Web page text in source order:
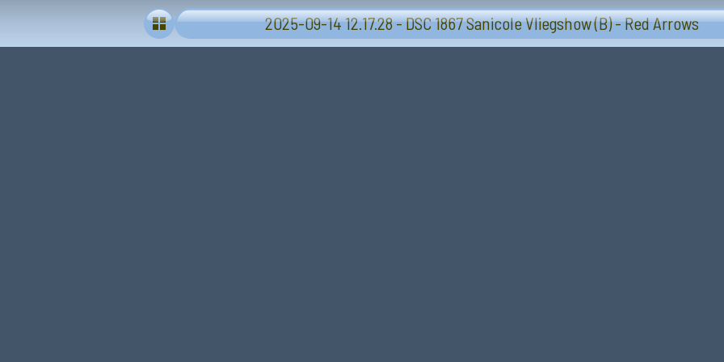
Vliegtuigen - Sanicole (B) 13 en 14 september
2025-09-14 12.17.28 - DSC 1867 Sanicole Vliegshow (B) - Red Arrows